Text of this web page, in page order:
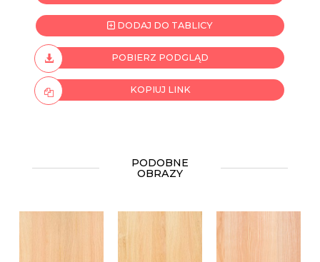
DODAJ DO TABLICY
POBIERZ PODGLĄD
KOPIUJ LINK
PODOBNE
OBRAZY